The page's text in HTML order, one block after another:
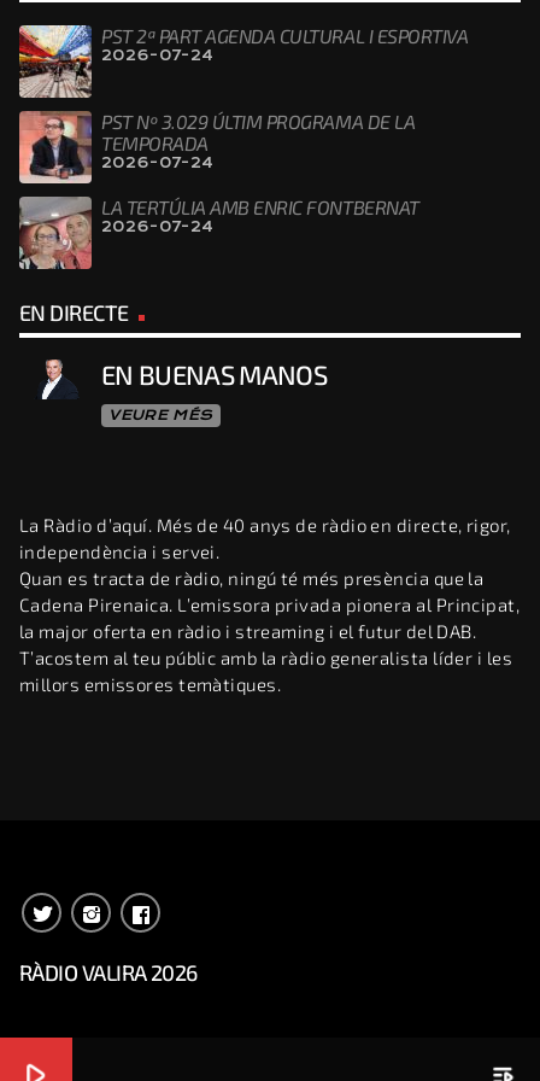
PST 2ª PART AGENDA CULTURAL I ESPORTIVA
2026-07-24
PST Nº 3.029 ÚLTIM PROGRAMA DE LA
TEMPORADA
2026-07-24
LA TERTÚLIA AMB ENRIC FONTBERNAT
2026-07-24
EN DIRECTE
EN BUENAS MANOS
VEURE MÉS
La Ràdio d’aquí. Més de 40 anys de ràdio en directe, rigor,
independència i servei.
Quan es tracta de ràdio, ningú té més presència que la
Cadena Pirenaica. L’emissora privada pionera al Principat,
la major oferta en ràdio i streaming i el futur del DAB.
T’acostem al teu públic amb la ràdio generalista líder i les
millors emissores temàtiques.
RÀDIO VALIRA 2026